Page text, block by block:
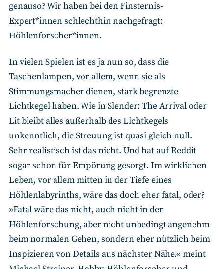
genauso? Wir haben bei den Finsternis-
Expert*innen schlechthin nachgefragt:
Höhlenforscher*innen.
In vielen Spielen ist es ja nun so, dass die
Taschenlampen, vor allem, wenn sie als
Stimmungsmacher dienen, stark begrenzte
Lichtkegel haben. Wie in Slender: The Arrival oder
Lit bleibt alles außerhalb des Lichtkegels
unkenntlich, die Streuung ist quasi gleich null.
Sehr realistisch ist das nicht. Und hat auf Reddit
sogar schon für Empörung gesorgt. Im wirklichen
Leben, vor allem mitten in der Tiefe eines
Höhlenlabyrinths, wäre das doch eher fatal, oder?
»Fatal wäre das nicht, auch nicht in der
Höhlenforschung, aber nicht unbedingt angenehm
beim normalen Gehen, sondern eher nützlich beim
Inspizieren von Details aus nächster Nähe.« meint